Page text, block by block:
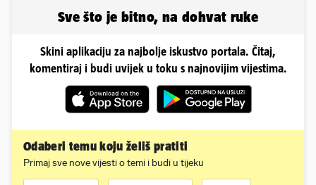
Sve što je bitno, na dohvat ruke
Skini aplikaciju za najbolje iskustvo portala. Čitaj,
komentiraj i budi uvijek u toku s najnovijim vijestima.
Odaberi temu koju želiš pratiti
Primaj sve nove vijesti o temi i budi u tijeku